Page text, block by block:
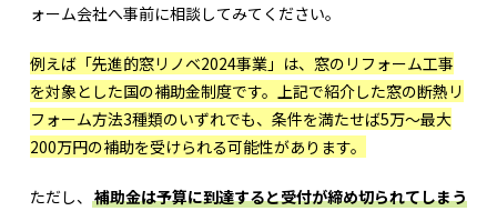
ォーム会社へ事前に相談してみてください。
例えば「先進的窓リノベ2024事業」は、窓のリフォーム工事
を対象とした国の補助金制度です。上記で紹介した窓の断熱リ
フォーム方法3種類のいずれでも、条件を満たせば5万～最大
200万円の補助を受けられる可能性があります。
ただし、 補助金は予算に到達すると受付が締め切られてしまう